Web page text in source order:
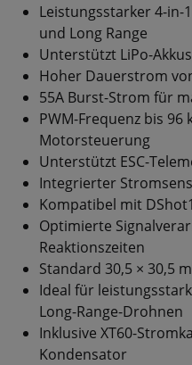
Leistungsstarker 4-in-
und Long Range
Unterstützt LiPo-
Hoher Dauerstrom
55A Burst-Strom für
PWM-Frequenz bis
Motorsteuerung
Unterstützt ESC-
Integrierter
Kompatibel mit
Optimierte
Reaktionszeiten
Standard 30,5 × 30,5
Ideal für
Long-Range-Drohnen
Inklusive XT60-
Kondensator